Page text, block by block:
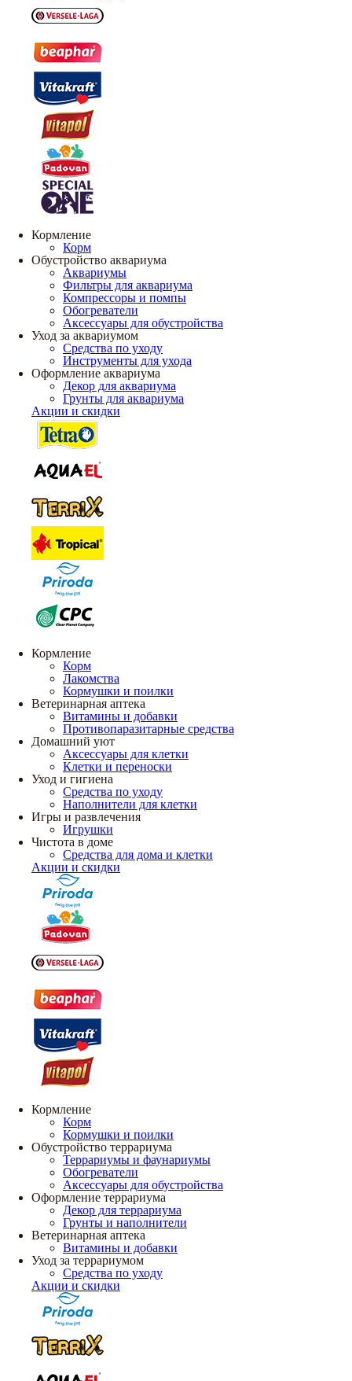
Кормление
Корм
Обустройство аквариума
Аквариумы
Фильтры для аквариума
Компрессоры и помпы
Обогреватели
Аксессуары для обустройства
Уход за аквариумом
Средства по уходу
Инструменты для ухода
Оформление аквариума
Декор для аквариума
Грунты для аквариума
Акции и скидки
Кормление
Корм
Лакомства
Кормушки и поилки
Ветеринарная аптека
Витамины и добавки
Противопаразитарные средства
Домашний уют
Аксессуары для клетки
Клетки и переноски
Уход и гигиена
Средства по уходу
Наполнители для клетки
Игры и развлечения
Игрушки
Чистота в доме
Средства для дома и клетки
Акции и скидки
Кормление
Корм
Кормушки и поилки
Обустройство террариума
Террариумы и фаунариумы
Обогреватели
Аксессуары для обустройства
Оформление террариума
Декор для террариума
Грунты и наполнители
Ветеринарная аптека
Витамины и добавки
Уход за террариумом
Средства по уходу
Акции и скидки